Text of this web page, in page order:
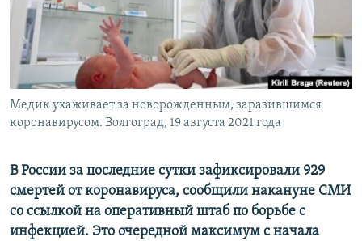
КРЫМ.НЕПОКОРЕННЫЙ
ELIFBE
УКРАИНСКАЯ ПРОБЛЕМА КРЫМА
Все сайты RFE/RL
Медик ухаживает за новорожденным, заразившимся
коронавирусом. Волгоград, 19 августа 2021 года
В России за последние сутки зафиксировали 929
смертей от коронавируса, сообщили накануне СМИ
со ссылкой на оперативный штаб по борьбе с
инфекцией. Это очередной максимум с начала